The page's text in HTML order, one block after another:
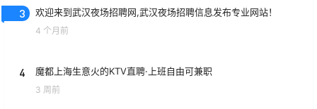
3 欢迎来到武汉夜场招聘网,武汉夜场招聘信息发布专业网站！
4 个月前
4 魔都上海生意火的KTV直聘·上班自由可兼职
3 周前